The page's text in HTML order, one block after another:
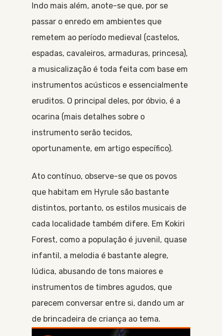
Indo mais além, anote-se que, por se
passar o enredo em ambientes que
remetem ao período medieval (castelos,
espadas, cavaleiros, armaduras, princesa),
a musicalização é toda feita com base em
instrumentos acústicos e essencialmente
eruditos. O principal deles, por óbvio, é a
ocarina (mais detalhes sobre o
instrumento serão tecidos,
oportunamente, em artigo específico).
Ato contínuo, observe-se que os povos
que habitam em Hyrule são bastante
distintos, portanto, os estilos musicais de
cada localidade também difere. Em Kokiri
Forest, como a população é juvenil, quase
infantil, a melodia é bastante alegre,
lúdica, abusando de tons maiores e
instrumentos de timbres agudos, que
parecem conversar entre si, dando um ar
de brincadeira de criança ao tema.